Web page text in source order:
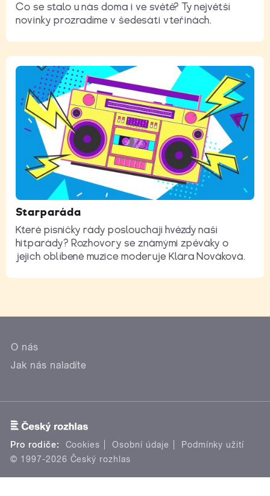
Co se stalo u nás doma i ve světě? Ty největší
novinky prozradíme v šedesáti vteřinách.
Starparáda
Které písničky rády poslouchají hvězdy naší
hitparády? Rozhovory se známými zpěváky o
jejich oblíbené muzice moderuje Klára Nováková.
O nás
Jak nás naladíte
Pro rodiče: Cookies Osobní údaje
Podmínky užití
© 1997-2026 Český rozhlas